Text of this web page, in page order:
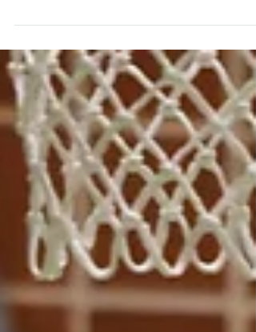
der Bayernliga Süd. In der vergangenen Spielzeit
der LA- Knights. „Das ist eine sehr erfahrene
Mannschaft, gegen die wir immer auf der Hut sein
müssen“, so hatte Coach Christian Gerhager
Spielerinnen vor Anpfiff gewarnt. „Das eher
statische Spiel von Haching liegt uns nicht
besonders. Wir müssen von Anfang an gut
verteidigen und